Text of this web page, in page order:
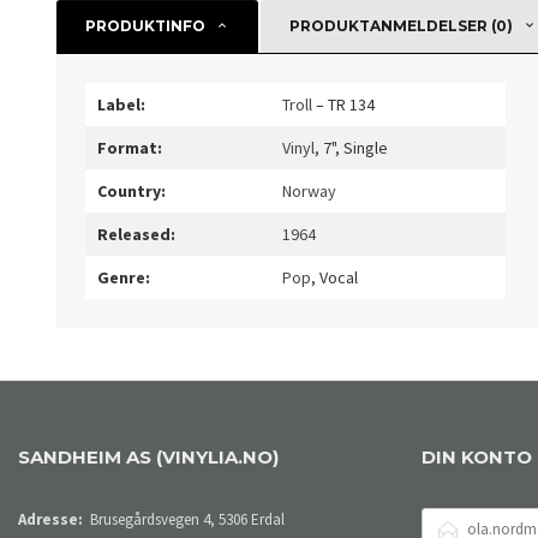
PRODUKTINFO PRODUKTANMELDELSER (0)
Label: Troll– TR 134
Format:
Vinyl, 7", Single
Country:
Norway
Released:
1964
Genre:
Pop, Vocal
SANDHEIM AS (VINYLIA.NO)
Adresse: Brusegårdsvegen 4, 5306 Erdal
DIN KONTO